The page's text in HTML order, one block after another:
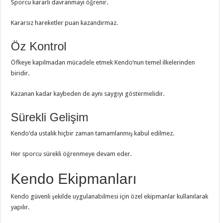
Sporcu kararlı davranmayı öğrenir.
Kararsız hareketler puan kazandırmaz.
Öz Kontrol
Öfkeye kapılmadan mücadele etmek Kendo’nun temel ilkelerinden
biridir.
Kazanan kadar kaybeden de aynı saygıyı göstermelidir.
Sürekli Gelişim
Kendo’da ustalık hiçbir zaman tamamlanmış kabul edilmez.
Her sporcu sürekli öğrenmeye devam eder.
Kendo Ekipmanları
Kendo güvenli şekilde uygulanabilmesi için özel ekipmanlar kullanılarak
yapılır.